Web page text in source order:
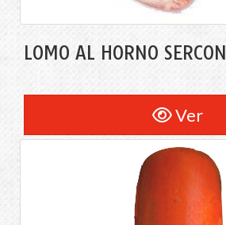
LOMO AL HORNO SERCON
Ver